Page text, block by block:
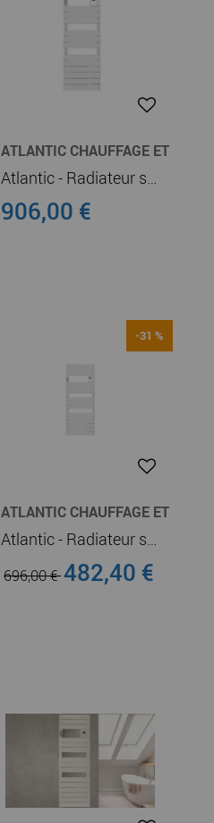
ATLANTIC CHAUFFAGE ET
Atlantic - Radiateur sèche-serviettes connecté Adelis digital étroit 1500W Blanc Carat (861941)
906,00 €
-31 %
ATLANTIC CHAUFFAGE ET
Atlantic - Radiateur sèche-serviettes connecté Adelis digital 1500W Blanc Carat (861545)
696,00 €482,40 €